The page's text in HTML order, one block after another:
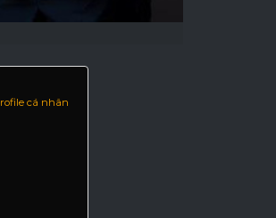
cá nhân